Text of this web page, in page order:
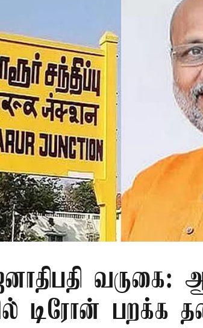
வருகை:
டிரோன் பறக்க